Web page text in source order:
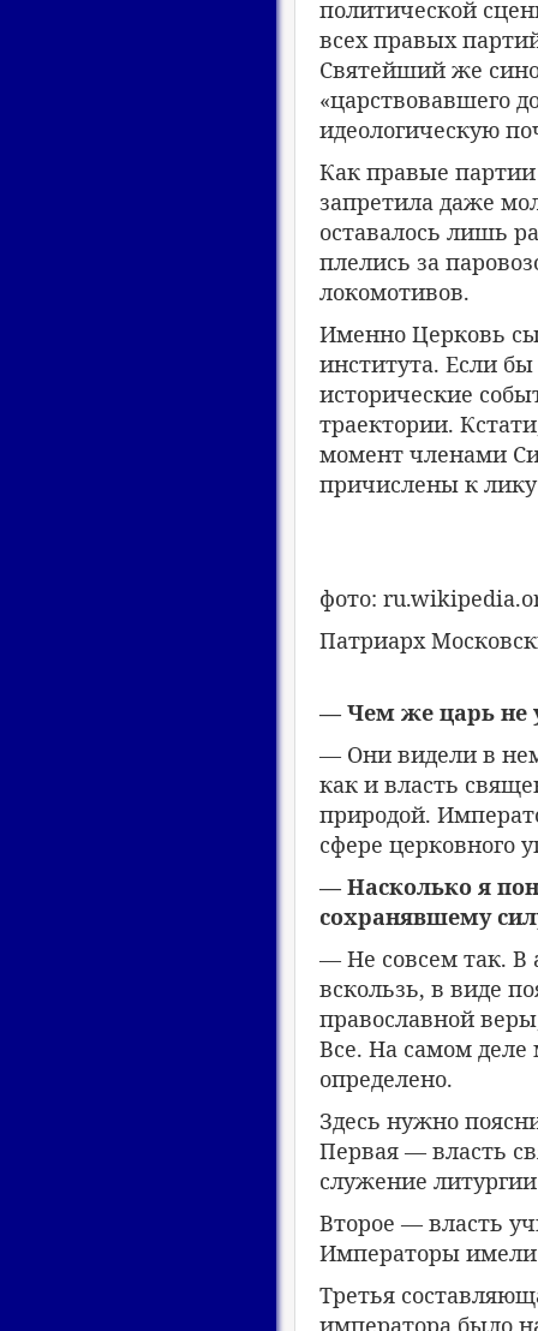
политической
всех правых
Святейший же
«царствовавшего
идеологическую
Как правые партии
запретила даже
оставалось лишь
плелись за
локомотивов.
Именно Церковь
института. Если
исторические
траектории.
момент членами
причислены к
фото:
Патриарх
— Чем же царь не
— Они видели в нем
как и власть
природой.
сфере церковного
— Насколько я
сохранявшему
— Не совсем так. В
вскользь, в виде
православной
Все. На самом деле
определено.
Здесь нужно
Первая — власть
служение
Второе — власть
Императоры имели
Третья
императора было